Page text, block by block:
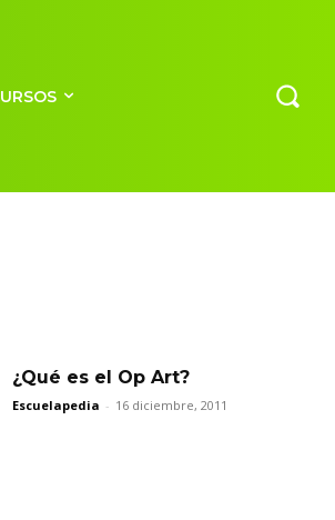
¿Qué es el Op Art?
Escuelapedia - 16 diciembre, 2011